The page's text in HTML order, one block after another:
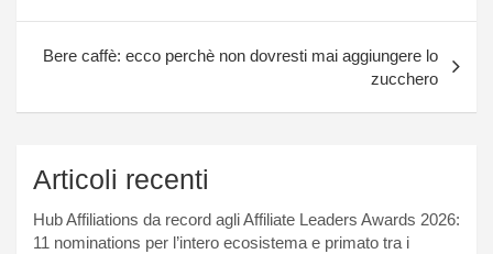
Bere caffè: ecco perchè non dovresti mai aggiungere lo
zucchero
Articoli recenti
Hub Affiliations da record agli Affiliate Leaders Awards 2026:
11 nominations per l’intero ecosistema e primato tra i